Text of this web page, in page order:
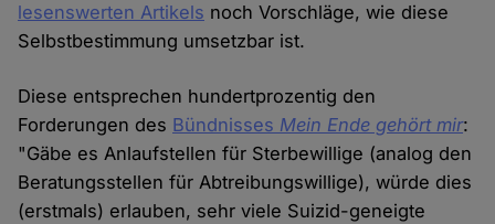
lesenswerten Artikels noch Vorschläge, wie diese
Selbstbestimmung umsetzbar ist.
Diese entsprechen hundertprozentig den
Forderungen des Bündnisses Mein Ende gehört mir:
"Gäbe es Anlaufstellen für Sterbewillige (analog den
Beratungsstellen für Abtreibungswillige), würde dies
(erstmals) erlauben, sehr viele Suizid-geneigte